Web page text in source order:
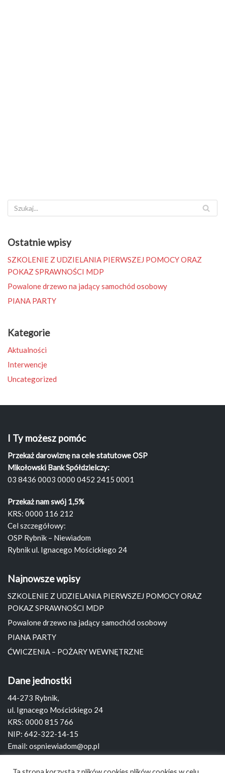
Ostatnie wpisy
SZKOLENIE Z UDZIELANIA PIERWSZEJ POMOCY ORAZ
POKAZ SPRAWNOŚCI MDP
Powalone drzewo na jadący samochód osobowy
PIANA PARTY
Kategorie
Aktualności
Interwencje
Uncategorized
I Ty możesz pomóc
Przekaż darowiznę na cele statutowe OSP
Mikołowski Bank Spółdzielczy:
03 8436 0003 0000 0452 2415 0001
Przekaż nam swój 1,5%
KRS: 0000 116 212
Cel szczegółowy:
OSP Rybnik – Niewiadom
Rybnik ul. Ignacego Mościckiego 24
Najnowsze wpisy
SZKOLENIE Z UDZIELANIA PIERWSZEJ POMOCY ORAZ
POKAZ SPRAWNOŚCI MDP
Powalone drzewo na jadący samochód osobowy
PIANA PARTY
ĆWICZENIA – POŻARY WEWNĘTRZNE
Dane jednostki
44-273 Rybnik,
ul. Ignacego Mościckiego 24
KRS: 0000 815 766
NIP: 642-322-14-15
Email: ospniewiadom@op.pl
Strona:www.ospniewiadom.pl